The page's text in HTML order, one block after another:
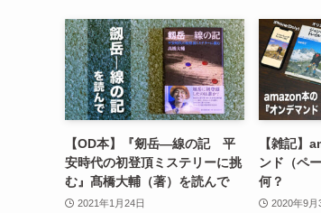
【OD本】『剱岳―線の記 平
安時代の初登頂ミステリーに挑
む』髙橋大輔（著）を読んで
2021年1月24日
【雑記】
ンド（ペ
何？
2020年9月